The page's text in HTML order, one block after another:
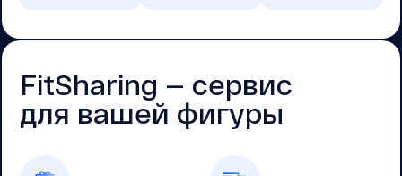
FitSharing — cервис
для вашей фигуры